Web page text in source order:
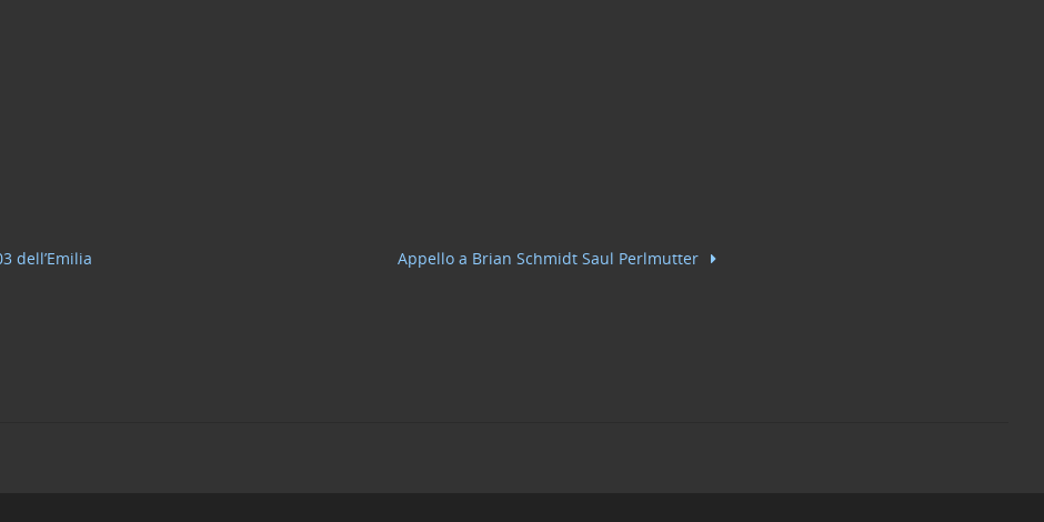
dell’Emilia
Appello a Brian Schmidt Saul Perlmutter